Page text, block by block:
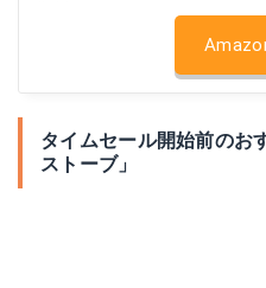
タイムセール開始前のお
ストーブ」